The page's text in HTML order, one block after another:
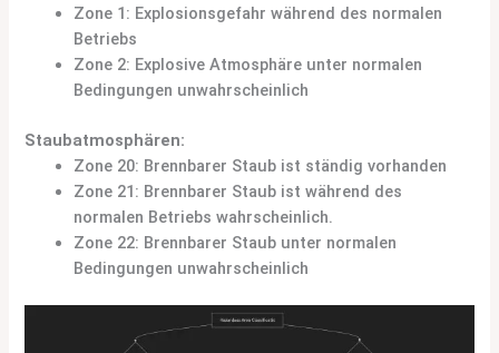
Zone 1: Explosionsgefahr während des normalen
Betriebs
Zone 2: Explosive Atmosphäre unter normalen
Bedingungen unwahrscheinlich
Staubatmosphären:
Zone 20: Brennbarer Staub ist ständig vorhanden
Zone 21: Brennbarer Staub ist während des
normalen Betriebs wahrscheinlich.
Zone 22: Brennbarer Staub unter normalen
Bedingungen unwahrscheinlich